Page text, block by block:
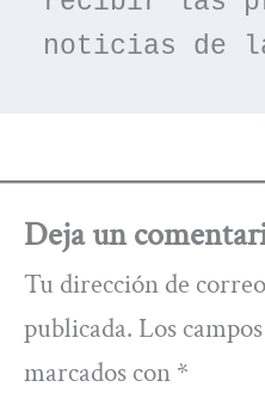
noticias de la
Deja un
Tu dirección de
publicada. Los
marcados con *